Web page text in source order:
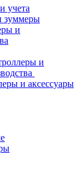
учета
зуммеры
и
и
и аксессуары